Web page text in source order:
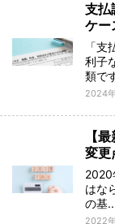
支払
ケー
「
利子
類で
2024
【
変更
2020
はな
の基
2022